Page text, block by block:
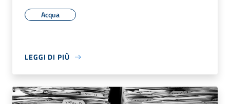
Acqua
LEGGI DI PIÙ